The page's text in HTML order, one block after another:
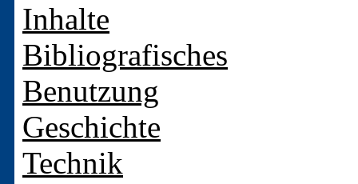
Inhalte
Bibliografisches
Benutzung
Geschichte
Technik